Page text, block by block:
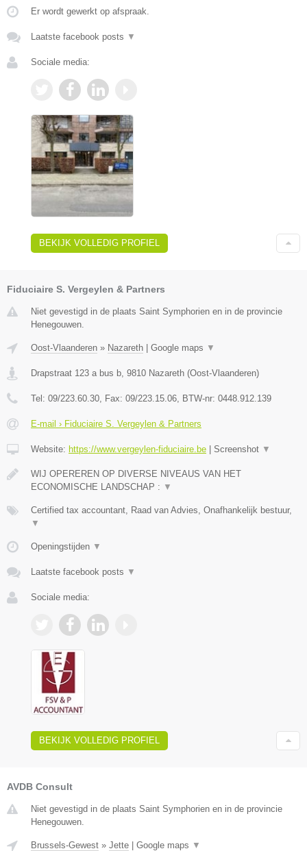
Er wordt gewerkt op afspraak.
Laatste facebook posts ▼
Sociale media:
BEKIJK VOLLEDIG PROFIEL
Fiduciaire S. Vergeylen & Partners
Niet gevestigd in de plaats Saint Symphorien en in de provincie
Henegouwen.
Oost-Vlaanderen » Nazareth Google maps ▼
Drapstraat 123 a bus b, 9810 Nazareth (Oost-Vlaanderen)
Tel: 09/223.60.30, Fax: 09/223.15.06, BTW-nr: 0448.912.139
E-mail › Fiduciaire S. Vergeylen & Partners
Website: https://www.vergeylen-fiduciaire.be Screenshot ▼
WIJ OPEREREN OP DIVERSE NIVEAUS VAN HET
ECONOMISCHE LANDSCHAP : ▼
Certified tax accountant, Raad van Advies, Onafhankelijk bestuur,
▼
Openingstijden ▼
Laatste facebook posts ▼
Sociale media:
BEKIJK VOLLEDIG PROFIEL
AVDB Consult
Niet gevestigd in de plaats Saint Symphorien en in de provincie
Henegouwen.
Brussels-Gewest » Jette | Google maps ▼